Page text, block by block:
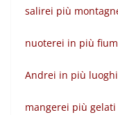
salirei più
nuoterei in più
Andrei in più
mangerei più gelati